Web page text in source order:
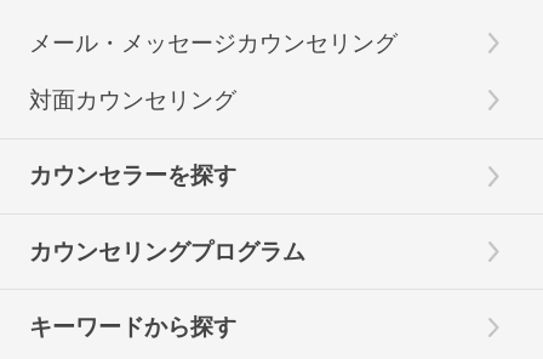
メール・メッセージカウンセリング
対面カウンセリング
カウンセラーを探す
カウンセリングプログラム
キーワードから探す